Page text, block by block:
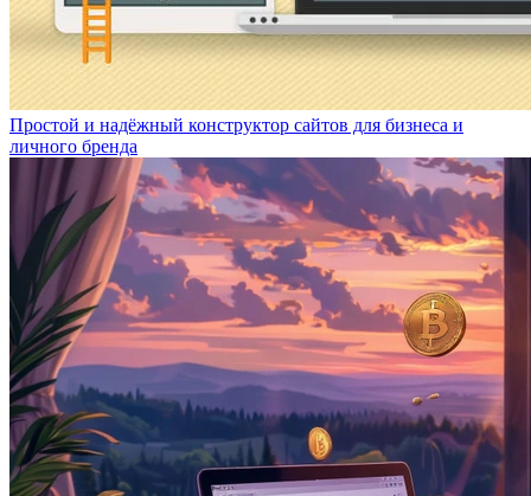
Простой и надёжный конструктор сайтов для бизнеса и
личного бренда